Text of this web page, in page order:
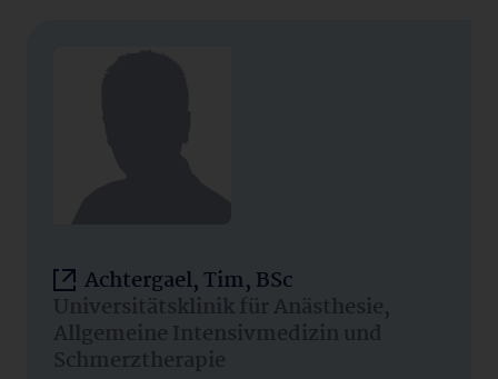
Achtergael, Tim, BSc
Universitätsklinik für Anästhesie,
Allgemeine Intensivmedizin und
Schmerztherapie